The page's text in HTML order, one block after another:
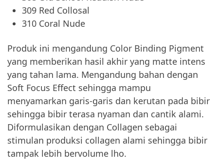
309 Red Collosal
310 Coral Nude
Produk ini mengandung Color Binding Pigment
yang memberikan hasil akhir yang matte intens
yang tahan lama. Mengandung bahan dengan
Soft Focus Effect sehingga mampu
menyamarkan garis-garis dan kerutan pada bibir
sehingga bibir terasa nyaman dan cantik alami.
Diformulasikan dengan Collagen sebagai
stimulan produksi collagen alami sehingga bibir
tampak lebih bervolume lho.